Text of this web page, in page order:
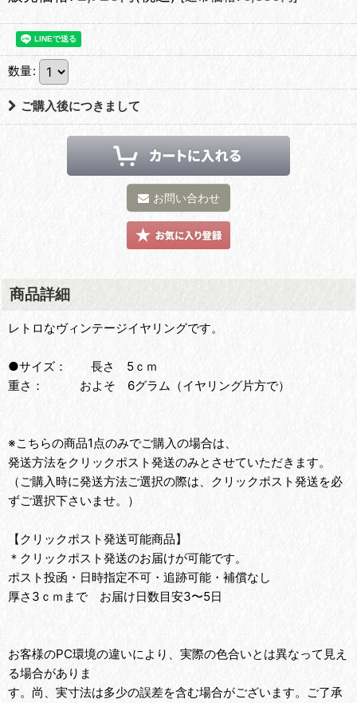
数量:
ご購入後につきまして
お問い合わせ
商品詳細
レトロなヴィンテージイヤリングです。
●サイズ： 長さ 5ｃｍ
重さ： およそ 6グラム（イヤリング片方で）
※こちらの商品1点のみでご購入の場合は、
発送方法をクリックポスト発送のみとさせていただきます。
（ご購入時に発送方法ご選択の際は、クリックポスト発送を必
ずご選択下さいませ。）
【クリックポスト発送可能商品】
＊クリックポスト発送のお届けが可能です。
ポスト投函・日時指定不可・追跡可能・補償なし
厚さ3ｃｍまで お届け日数目安3〜5日
お客様のPC環境の違いにより、実際の色合いとは異なって見え
る場合がありま
す。尚、実寸法は多少の誤差を含む場合がございます。ご了承